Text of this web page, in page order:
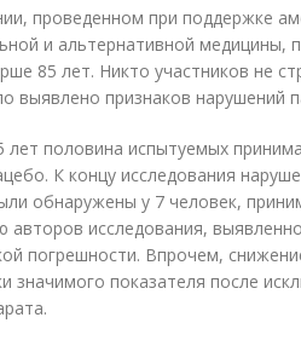
проведенном при поддержке
и альтернативной медицины,
85 лет. Никто участников не
выявлено признаков нарушений
лет половина испытуемых
К концу исследования
обнаружены у 7 человек,
авторов исследования,
погрешности. Впрочем,
значимого показателя после